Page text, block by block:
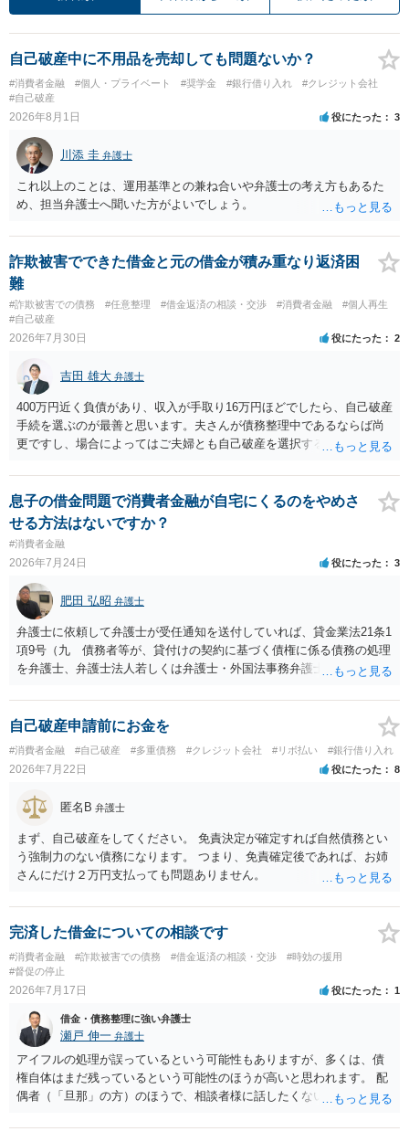
自己破産中に不用品を売却しても問題ないか？
#消費者金融 #個人・プライベート #奨学金 #銀行借り入れ
#クレジット会社
#自己破産
2026年8月1日 役にたった 3
川添 圭 弁護士
これ以上のことは、運用基準との兼ね合いや弁護士の考え方もあるた
め、担当弁護士へ聞いた方がよいでしょう。
詐欺被害でできた借金と元の借金が積み重なり返済困
難
#詐欺被害での債務 #任意整理 #借金返済の相談・交渉 #消費者金融
#個人再生
#自己破産
2026年7月30日 役にたった 2
吉田 雄大 弁護士
400万円近く負債があり、収入が手取り16万円ほどでしたら、自己破産
手続を選ぶのが最善と思います。夫さんが債務整理中であるならば尚
更ですし、場合によってはご夫婦とも自己破産を選択する方法もある
息子の借金問題で消費者金融が自宅にくるのをやめさ
せる方法はないですか？
#消費者金融
2026年7月24日 役にたった 3
肥田 弘昭 弁護士
弁護士に依頼して弁護士が受任通知を送付していれば、貸金業法21条1
項9号（九 債務者等が、貸付けの契約に基づく債権に係る債務の処理
を弁護士、弁護士法人若しくは弁護士・外国法事務弁護士共同法人若
等」という。）に委託し、又はその処理のため必要な裁判所における
民事事件に関する手続をとり、弁護士等又は裁判所から書面によりそ
の旨の通知があつた場合において、正当な理由がないのに、債務者等
に対し、電話をかけ、電報を送達し、若しくはファクシミリ装置を用
いて送信し、又は訪問する方法により、当該債務を弁済することを要
求し、これに対し債務者等から直接要求しないよう求められたにもか
かわらず、更にこれらの方法で当該債務を弁済することを要求するこ
と。）に違反しています。監督官庁に行政処分を求める、裁判所に仮
処分申請、不退去罪が成立すれば警察に通報などの対応が考えられま
す。ご参考にしてください。
自己破産申請前にお金を
#消費者金融 #自己破産 #多重債務 #クレジット会社 #リボ払い #銀行借り入れ
2026年7月22日 役にたった 8
匿名B 弁護士
まず、自己破産をしてください。 免責決定が確定すれば自然債務とい
う強制力のない債務になります。 つまり、免責確定後であれば、お姉
さんにだけ２万円支払っても問題ありません。
完済した借金についての相談です
#消費者金融 #詐欺被害での債務 #借金返済の相談・交渉
#時効の援用
#督促の停止
2026年7月17日 役にたった 1
借金・債務整理に強い弁護士
瀬戸 伸一 弁護士
アイフルの処理が誤っているという可能性もありますが、多くは、債
権自体はまだ残っているという可能性のほうが高いと思われます。 配
偶者（「旦那」の方）のほうで、相談者様に話したくない事情等もあ
援用という方法も取れる可能性があるため、御主人に法律事務所に相